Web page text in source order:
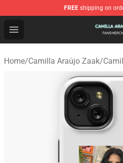
FREE shipping on
Open menu
Camilla Araújo Shop -
Home/Camilla Araújo Zaak/